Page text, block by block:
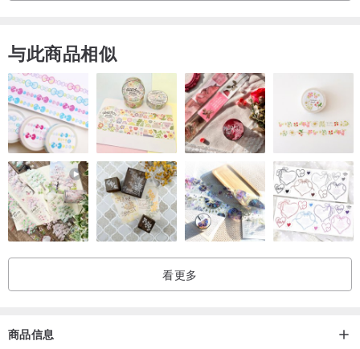
与此商品相似
看更多
商品信息